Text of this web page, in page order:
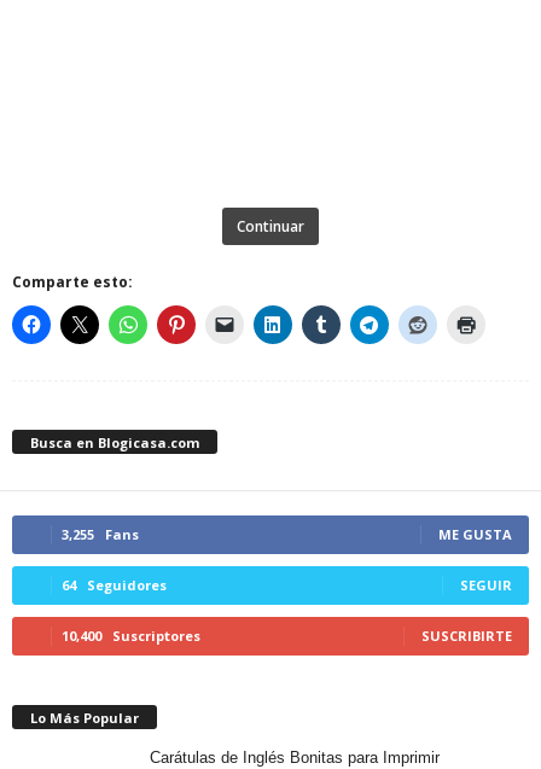
Continuar
Comparte esto:
Busca en Blogicasa.com
3,255 Fans ME GUSTA
64 Seguidores SEGUIR
10,400 Suscriptores SUSCRIBIRTE
Lo Más Popular
Carátulas de Inglés Bonitas para Imprimir